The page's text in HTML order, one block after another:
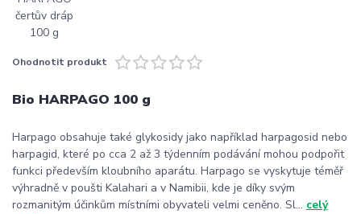
Ohodnotit produkt
Bio HARPAGO 100 g
Harpago obsahuje také glykosidy jako například harpagosid nebo
harpagid, které po cca 2 až 3 týdenním podávání mohou podpořit
funkci především kloubního aparátu. Harpago se vyskytuje téměř
výhradně v poušti Kalahari a v Namibii, kde je díky svým
rozmanitým účinkům místními obyvateli velmi ceněno. Sl... celý